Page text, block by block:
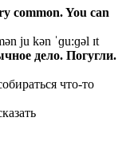
common. You can
ju kən ˈɡu:ɡəl ɪt
дело. Погугли.
что-то